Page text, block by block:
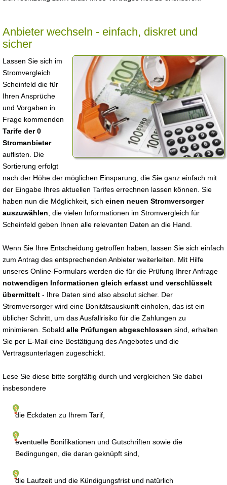
Anbieter wechseln - einfach, diskret und
sicher
Lassen Sie sich im
Stromvergleich
Scheinfeld die für
Ihren Ansprüche
und Vorgaben in
Frage kommenden
Tarife der 0
Stromanbieter
auflisten. Die
Sortierung erfolgt
nach der Höhe der möglichen Einsparung, die Sie ganz einfach mit
der Eingabe Ihres aktuellen Tarifes errechnen lassen können. Sie
haben nun die Möglichkeit, sich einen neuen Stromversorger
auszuwählen , die vielen Informationen im Stromvergleich für
Scheinfeld geben Ihnen alle relevanten Daten an die Hand.
Wenn Sie Ihre Entscheidung getroffen haben, lassen Sie sich einfach
zum Antrag des entsprechenden Anbieter weiterleiten. Mit Hilfe
unseres Online-Formulars werden die für die Prüfung Ihrer Anfrage
notwendigen Informationen gleich erfasst und verschlüsselt
übermittelt - Ihre Daten sind also absolut sicher. Der
Stromversorger wird eine Bonitätsauskunft einholen, das ist ein
üblicher Schritt, um das Ausfallrisiko für die Zahlungen zu
minimieren. Sobald alle Prüfungen abgeschlossen sind, erhalten
Sie per E-Mail eine Bestätigung des Angebotes und die
Vertragsunterlagen zugeschickt.
Lese Sie diese bitte sorgfältig durch und vergleichen Sie dabei
insbesondere
die Eckdaten zu Ihrem Tarif,
eventuelle Bonifikationen und Gutschriften sowie die
Bedingungen, die daran geknüpft sind,
die Laufzeit und die Kündigungsfrist und natürlich